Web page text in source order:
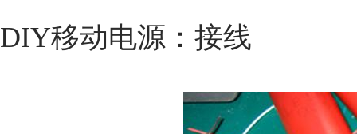
DIY移动电源：接线